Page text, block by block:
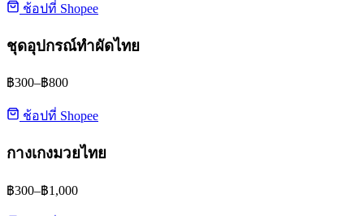
ช้อปที่ Shopee
ชุดอุปกรณ์ทำผัดไทย
฿300–฿800
ช้อปที่ Shopee
กางเกงมวยไทย
฿300–฿1,000